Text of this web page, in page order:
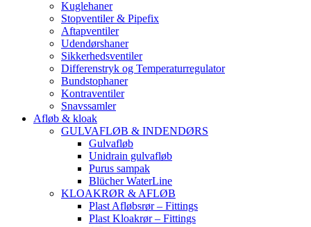
Kuglehaner
Stopventiler & Pipefix
Aftapventiler
Udendørshaner
Sikkerhedsventiler
Differenstryk og Temperaturregulator
Bundstophaner
Kontraventiler
Snavssamler
Afløb & kloak
GULVAFLØB & INDENDØRS
Gulvafløb
Unidrain gulvafløb
Purus sampak
Blücher WaterLine
KLOAKRØR & AFLØB
Plast Afløbsrør – Fittings
Plast Kloakrør – Fittings